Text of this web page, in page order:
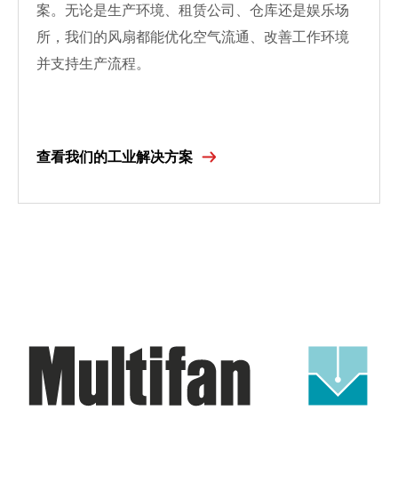
案。无论是生产环境、租赁公司、仓库还是娱乐场
所，我们的风扇都能优化空气流通、改善工作环境
并支持生产流程。
查看我们的工业解决方案